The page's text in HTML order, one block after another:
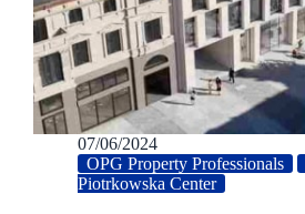
07/06/2024
OPG Property Professionals
Piotrkowska Center